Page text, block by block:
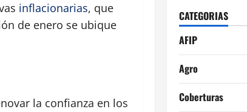
inflacionarias, que
de enero se ubique
la confianza en los
CATEGORIAS
AFIP
Agro
Coberturas